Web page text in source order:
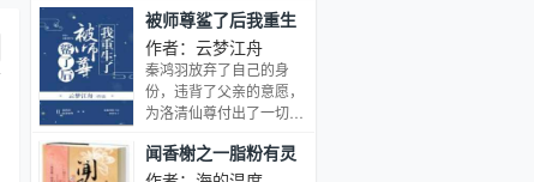
任？是不忘初心，还是太
上忘情？以万丈红尘炼
心，坐忘长生。 ...
被师尊鲨了后我重生
了
作者：云梦江舟
秦鸿羽放弃了自己的身
份，违背了父亲的意愿，
为洛清仙尊付出了一切。
下。 他这才明白，过往一
切不过是他自作多情。 洛
闻香榭之一脂粉有灵